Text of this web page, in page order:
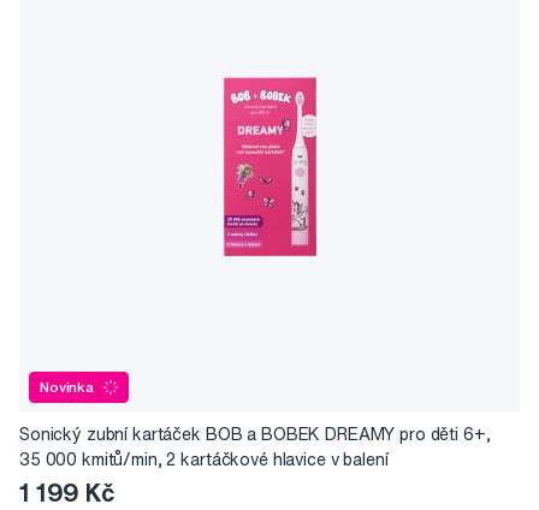
Novinka
Sonický zubní kartáček BOB a BOBEK DREAMY pro děti 6+,
35 000 kmitů/min, 2 kartáčkové hlavice v balení
1 199 Kč